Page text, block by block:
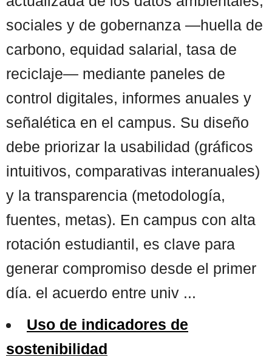
sociales y de gobernanza —huella de
carbono, equidad salarial, tasa de
reciclaje— mediante paneles de
control digitales, informes anuales y
señalética en el campus. Su diseño
debe priorizar la usabilidad (gráficos
intuitivos, comparativas interanuales)
y la transparencia (metodología,
fuentes, metas). En campus con alta
rotación estudiantil, es clave para
generar compromiso desde el primer
día. el acuerdo entre univ ...
Uso de indicadores de
sostenibilidad